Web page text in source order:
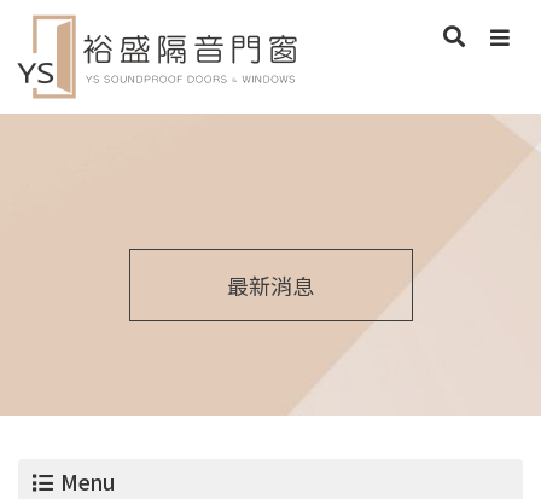
最新消息
Menu